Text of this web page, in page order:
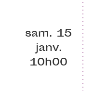
sam. 15
janv.
10h00